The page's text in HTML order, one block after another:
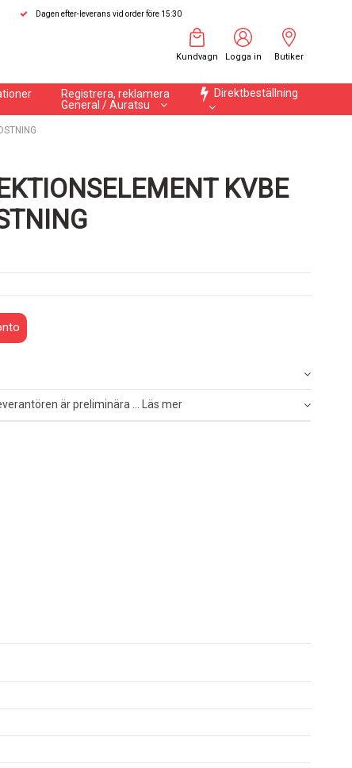
Dagen efter-leverans vid order före 15:30
Kundvagn Logga in Butiker
Registrera, reklamera
General / Auratsu
Direktbeställning
KVBE
är preliminära ... Läs mer